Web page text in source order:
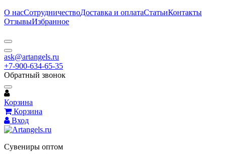
О насСотрудничествоДоставка и оплатаСтатьиКонтакты
ОтзывыИзбранное
ask@artangels.ru
+7-900-634-65-35
Обратный звонок
Корзина
Корзина
Вход
Сувениры оптом